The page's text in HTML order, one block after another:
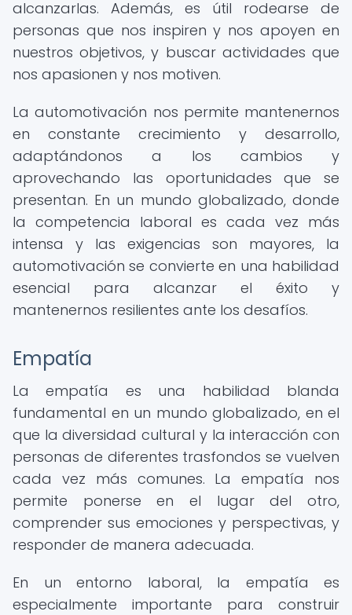
alcanzarlas. Además, es útil rodearse de
personas que nos inspiren y nos apoyen en
nuestros objetivos, y buscar actividades que
nos apasionen y nos motiven.
La automotivación nos permite mantenernos
en constante crecimiento y desarrollo,
adaptándonos a los cambios y
aprovechando las oportunidades que se
presentan. En un mundo globalizado, donde
la competencia laboral es cada vez más
intensa y las exigencias son mayores, la
automotivación se convierte en una habilidad
esencial para alcanzar el éxito y
mantenernos resilientes ante los desafíos.
Empatía
La empatía es una habilidad blanda
fundamental en un mundo globalizado, en el
que la diversidad cultural y la interacción con
personas de diferentes trasfondos se vuelven
cada vez más comunes. La empatía nos
permite ponerse en el lugar del otro,
comprender sus emociones y perspectivas, y
responder de manera adecuada.
En un entorno laboral, la empatía es
especialmente importante para construir